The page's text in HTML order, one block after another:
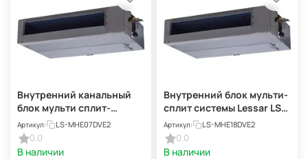
Внутренний канальный
блок мульти сплит-
системы Lessar LS-
MHE07DVE2 eMagic
Inverter
Артикул: LS-MHE07DVE2
0.0
В наличии
Внутренний блок мульти-
сплит системы Lessar LS-
MHE18DVE2
Артикул: LS-MHE18DVE2
0.0
В наличии